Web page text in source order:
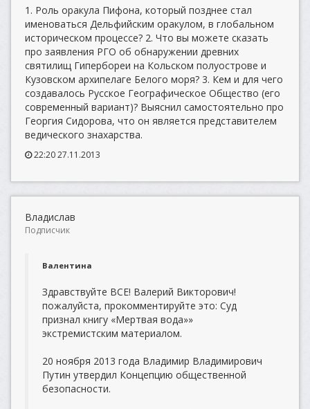
1. Роль оракула Пифона, который позднее стал
именоваться Дельфийским оракулом, в глобальном
историческом процессе? 2. Что вы можете сказать
про заявления РГО об обнаружении древних
святилищ Гипербореи на Кольском полуострове и
Кузовском архипелаге Белого моря? 3. Кем и для чего
создавалось Русское Географическое Общество (его
современный вариант)? Выяснил самостоятельно про
Георгия Сидорова, что он является представителем
ведического знахарства.
22:20 27.11.2013
Владислав
Подписчик
Валентина
Здравствуйте ВСЕ! Валерий Викторович!
пожалуйста, прокомментируйте это: Суд
признал книгу «Мертвая вода»»
экстремистским материалом.
20 ноября 2013 года Владимир Владимирович
Путин утвердил Концепцию общественной
безопасности.